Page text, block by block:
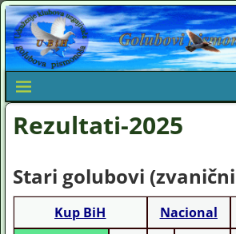
Rezultati-2025
Stari golubovi
Kup BiH Nacional